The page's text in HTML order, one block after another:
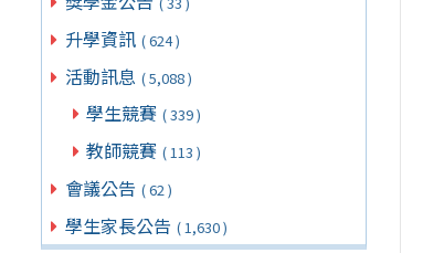
升學資訊 ( 624 )
活動訊息 ( 5,088 )
學生競賽 ( 339 )
教師競賽 ( 113 )
會議公告 ( 62 )
學生家長公告 ( 1,630 )